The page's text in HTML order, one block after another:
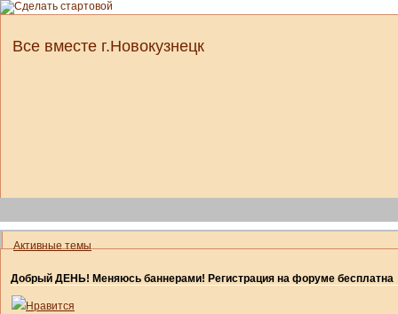
Все вместе г.Новокузнецк
Активные темы
Добрый ДЕНЬ! Меняюсь баннерами! Регистрация на форуме бесплатна
Нравится